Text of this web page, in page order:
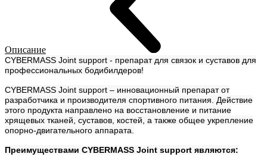
Описание
CYBERMASS Joint support - препарат для связок и суставов для
профессиональных бодибилдеров!
CYBERMASS Joint support – инновационный препарат от
разработчика и производителя спортивного питания. Действие
этого продукта направлено на восстановление и питание
хрящевых тканей, суставов, костей, а также общее укрепление
опорно-двигательного аппарата.
Преимуществами CYBERMASS Joint support являются: